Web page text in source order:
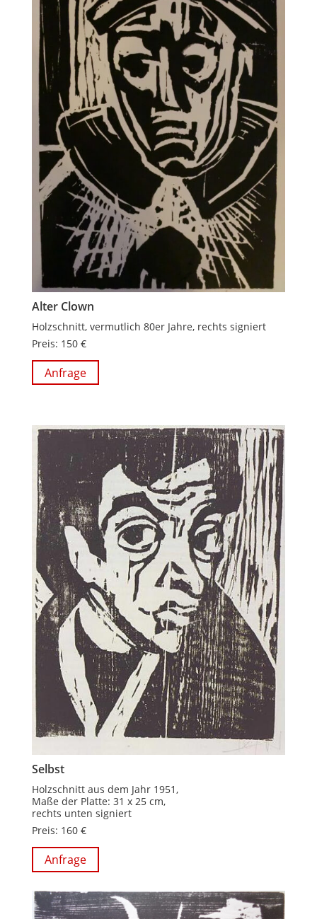
Alter Clown
Holzschnitt, vermutlich 80er Jahre, rechts signiert
Preis: 150 €
Anfrage
Selbst
Holzschnitt aus dem Jahr 1951,
Maße der Platte: 31 x 25 cm,
rechts unten signiert
Preis: 160 €
Anfrage